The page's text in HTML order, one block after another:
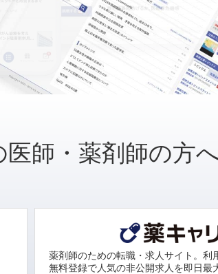
師・薬剤師の方
薬剤師のための転職・求人サイト。利
無料登録で人気の非公開求人を即日最